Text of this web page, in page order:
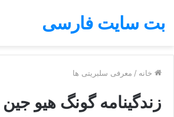
بت سایت فارسی
خانه / معرفی سلبریتی ها
زندگینامه گونگ هیو جین